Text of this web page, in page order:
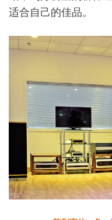
适合自己的佳品。